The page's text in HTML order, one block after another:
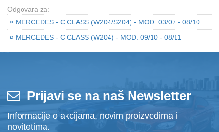
Odgovara za:
¤ MERCEDES - C CLASS (W204/S204) - MOD. 03/07 - 08/10
¤ MERCEDES - C CLASS (W204) - MOD. 09/10 - 08/11
Prijavi se na naš Newsletter
Informacije o akcijama, novim proizvodima i
novitetima.